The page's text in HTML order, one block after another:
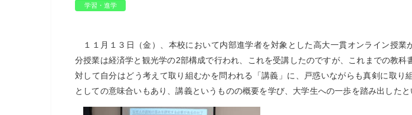
学習・進学
１１月１３日（金）、本校において内部進学者を対象とした高大一貫オンライン授業
分授業は経済学と観光学の2部構成で行われ、これを受講したのですが、これまでの教科
対して自分はどう考えて取り組むかを問われる「講義」に、戸惑いながらも真剣に取り
としての意味合いもあり、講義というものの概要を学び、大学生への一歩を踏み出したと